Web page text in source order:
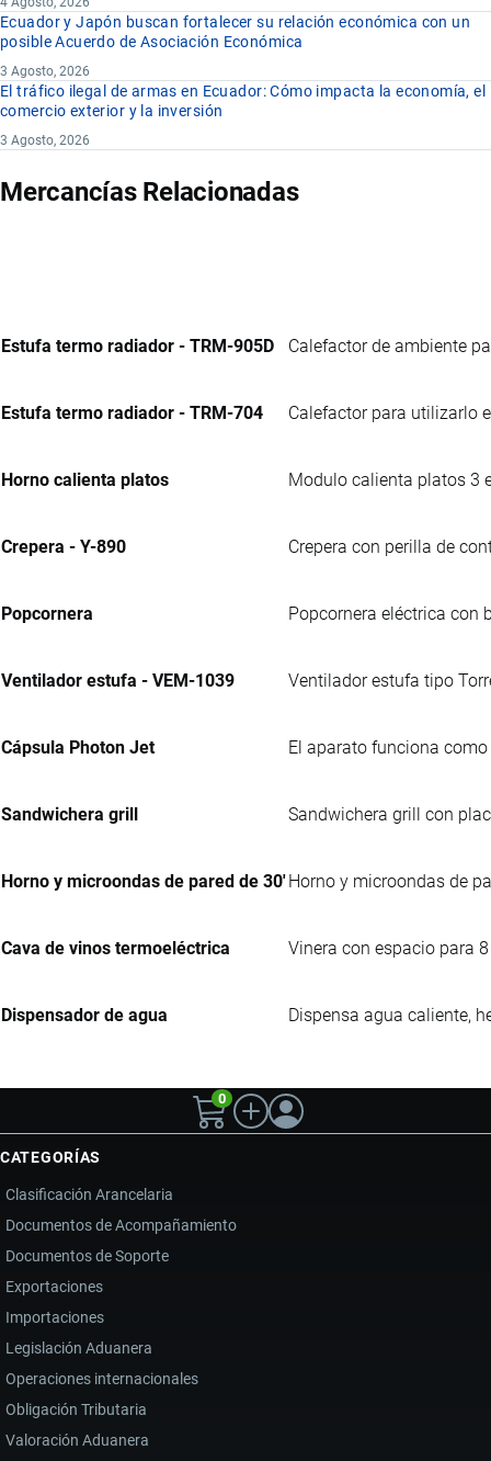
Ecuador y Japón buscan fortalecer su relación económica con un
posible Acuerdo de Asociación Económica
3 Agosto, 2026
El tráfico ilegal de armas en Ecuador: Cómo impacta la economía, el
comercio exterior y la inversión
3 Agosto, 2026
Mercancías Relacionadas
Estufa termo radiador - TRM-905D Calefactor de ambiente
Estufa termo radiador - TRM-704 Calefactor para utilizarlo
Horno calienta platos Modulo calienta platos 3
Crepera - Y-890 Crepera con perilla de
Popcornera Popcornera eléctrica con
Ventilador estufa - VEM-1039 Ventilador estufa tipo
Cápsula Photon Jet El aparato funciona
Sandwichera grill Sandwichera grill con
Horno y microondas de pared de 30' Horno y microondas de
Cava de vinos termoeléctrica Vinera con espacio para
Dispensador de agua Dispensa agua caliente,
0
CATEGORÍAS
Clasificación Arancelaria
Documentos de Acompañamiento
Documentos de Soporte
Exportaciones
Importaciones
Legislación Aduanera
Operaciones internacionales
Obligación Tributaria
Valoración Aduanera